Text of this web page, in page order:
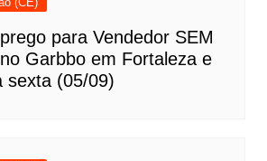
para Vendedor SEM
Garbbo em Fortaleza e
sexta (05/09)